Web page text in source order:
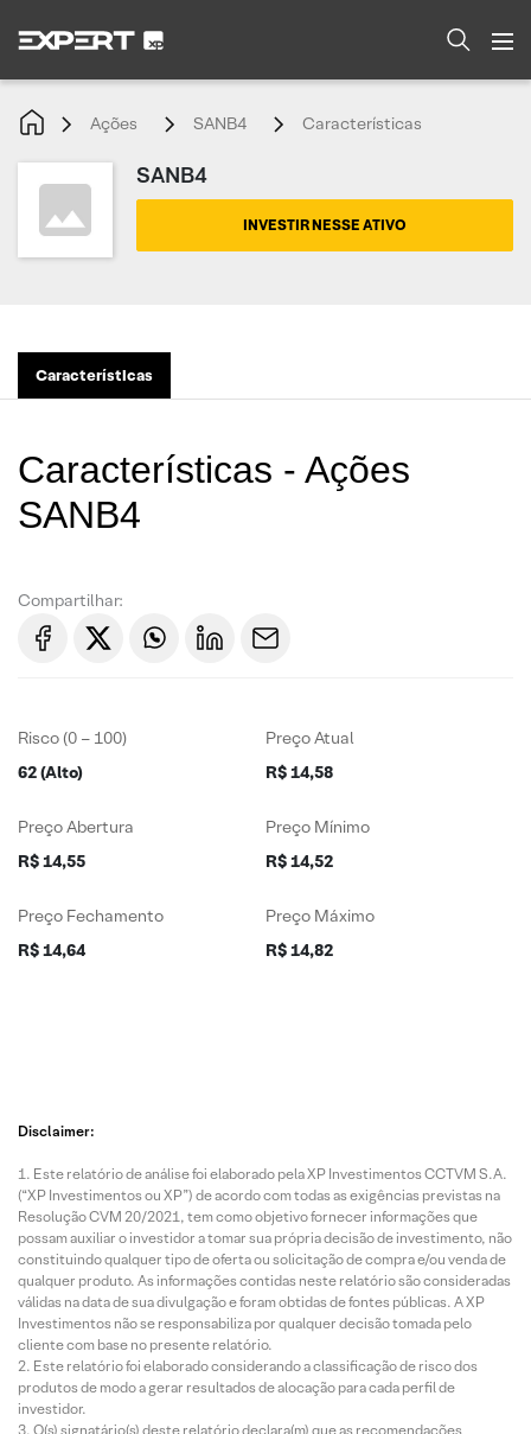
Ações SANB4 Características
SANB4
INVESTIR NESSE ATIVO
Características
Características - Ações
SANB4
Compartilhar:
Risco (0 – 100)
62 (Alto)
Preço Atual
R$ 14,58
Preço Abertura
R$ 14,55
Preço Mínimo
R$ 14,52
Preço Fechamento
R$ 14,64
Preço Máximo
R$ 14,82
Disclaimer:
Este relatório de análise foi elaborado pela XP Investimentos CCTVM S.A.
(“XP Investimentos ou XP”) de acordo com todas as exigências previstas na
Resolução CVM 20/2021, tem como objetivo fornecer informações que
possam auxiliar o investidor a tomar sua própria decisão de investimento, não
constituindo qualquer tipo de oferta ou solicitação de compra e/ou venda de
qualquer produto. As informações contidas neste relatório são consideradas
válidas na data de sua divulgação e foram obtidas de fontes públicas. A XP
Investimentos não se responsabiliza por qualquer decisão tomada pelo
cliente com base no presente relatório.
Este relatório foi elaborado considerando a classificação de risco dos
produtos de modo a gerar resultados de alocação para cada perfil de
investidor.
O(s) signatário(s) deste relatório declara(m) que as recomendações